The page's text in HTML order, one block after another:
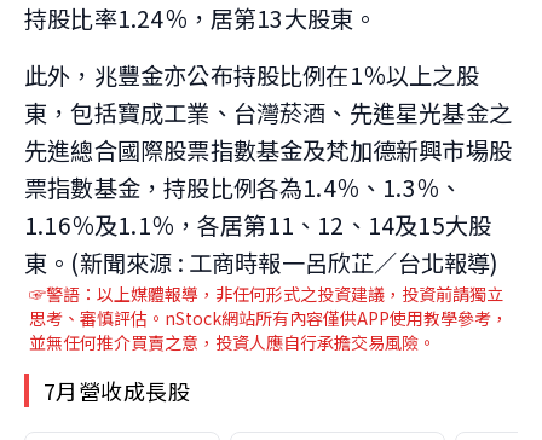
持股比率1.24％，居第13大股東。
此外，兆豐金亦公布持股比例在1％以上之股
東，包括寶成工業、台灣菸酒、先進星光基金之
先進總合國際股票指數基金及梵加德新興市場股
票指數基金，持股比例各為1.4％、1.3％、
1.16％及1.1％，各居第11、12、14及15大股
東。(新聞來源 : 工商時報一呂欣芷／台北報導)
☞警語：以上媒體報導，非任何形式之投資建議，投資前請獨立
思考、審慎評估。nStock網站所有內容僅供APP使用教學參考，
並無任何推介買賣之意，投資人應自行承擔交易風險。
7月營收成長股